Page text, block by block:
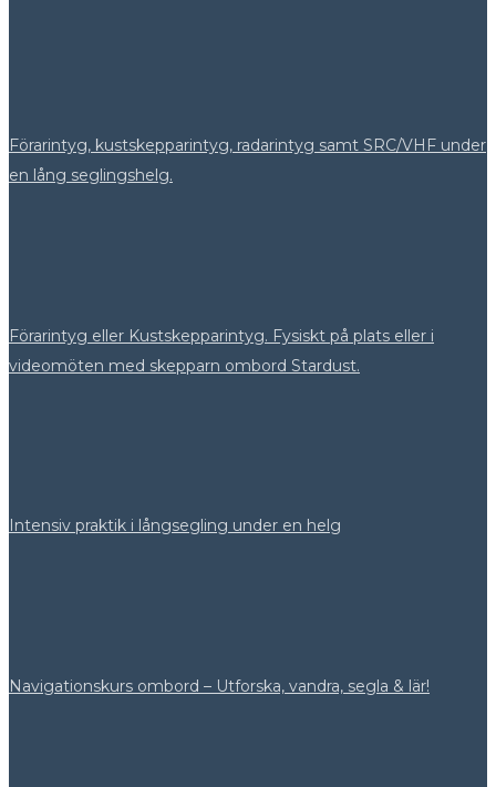
Förarintyg, kustskepparintyg, radarintyg samt SRC/VHF under
en lång seglingshelg.
Förarintyg eller Kustskepparintyg. Fysiskt på plats eller i
videomöten med skepparn ombord Stardust.
Intensiv praktik i långsegling under en helg
Navigationskurs ombord – Utforska, vandra, segla & lär!